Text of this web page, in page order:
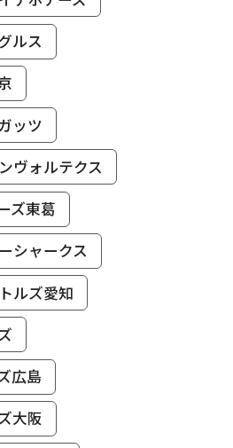
ルス
ッツ
ヴォルテクス
ズ東葛
シャークス
ルズ愛知
広島
大阪